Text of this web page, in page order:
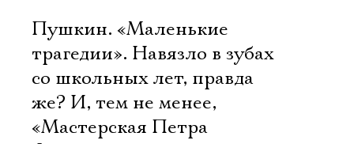
Пушкин. «Маленькие
трагедии». Навязло в зубах
со школьных лет, правда
же? И, тем не менее,
«Мастерская Петра